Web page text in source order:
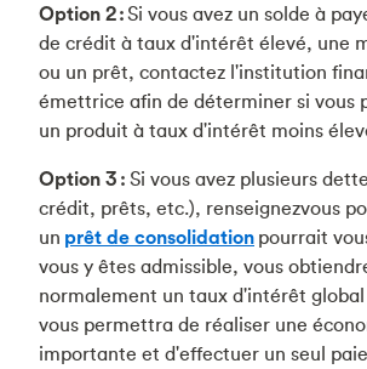
Option 2 :Si vous avez un solde à
de crédit à taux d'intérêt élevé, une
ou un prêt, contactez l'institution
émettrice afin de déterminer si vous
un produit à taux d'intérêt moins
Option 3 : Si vous avez plusieurs
crédit, prêts, etc.), renseignezvous
un prêt de consolidation pourrait
vous y êtes admissible, vous
normalement un taux d'intérêt global
vous permettra de réaliser une
importante et d'effectuer un seul